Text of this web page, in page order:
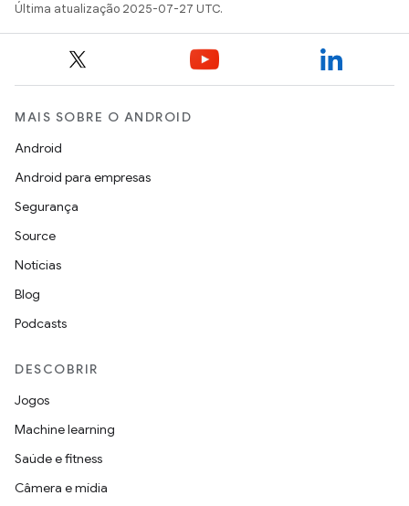
Última atualização 2025-07-27 UTC.
MAIS SOBRE O ANDROID
Android
Android para empresas
Segurança
Source
Notícias
Blog
Podcasts
DESCOBRIR
Jogos
Machine learning
Saúde e fitness
Câmera e mídia